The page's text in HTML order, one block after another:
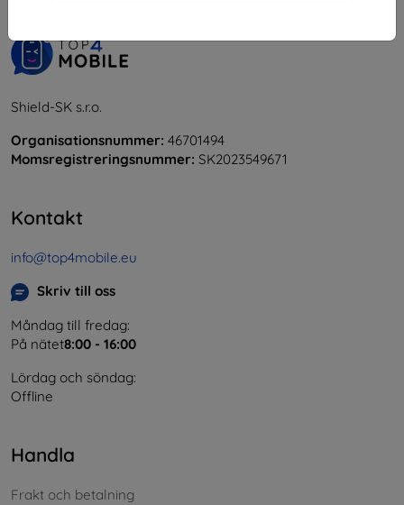
Shield-SK s.r.o.
Organisationsnummer: 46701494
Momsregistreringsnummer: SK2023549671
Kontakt
info@top4mobile.eu
Skriv till oss
Måndag till fredag:
På nätet8:00 - 16:00
Lördag och söndag:
Offline
Handla
Frakt och betalning